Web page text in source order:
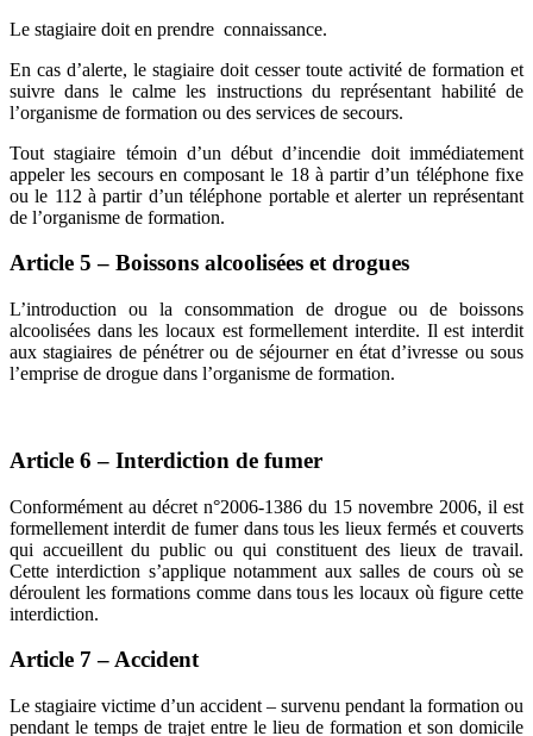
Le stagiaire doit en prendre connaissance.
En cas d’alerte, le stagiaire doit cesser toute activité de formation et
suivre dans le calme les instructions du représentant habilité de
l’organisme de formation ou des services de secours.
Tout stagiaire témoin d’un début d’incendie doit immédiatement
appeler les secours en composant le 18 à partir d’un téléphone fixe
ou le 112 à partir d’un téléphone portable et alerter un représentant
de l’organisme de formation.
Article 5 – Boissons alcoolisées et drogues
L’introduction ou la consommation de drogue ou de boissons
alcoolisées dans les locaux est formellement interdite. Il est interdit
aux stagiaires de pénétrer ou de séjourner en état d’ivresse ou sous
l’emprise de drogue dans l’organisme de formation.
Article 6 – Interdiction de fumer
Conformément au décret n°2006-1386 du 15 novembre 2006, il est
formellement interdit de fumer dans tous les lieux fermés et couverts
qui accueillent du public ou qui constituent des lieux de travail.
Cette interdiction s’applique notamment aux salles de cours où se
déroulent les formations comme dans tous les locaux où figure cette
interdiction.
Article 7 – Accident
Le stagiaire victime d’un accident – survenu pendant la formation ou
pendant le temps de trajet entre le lieu de formation et son domicile